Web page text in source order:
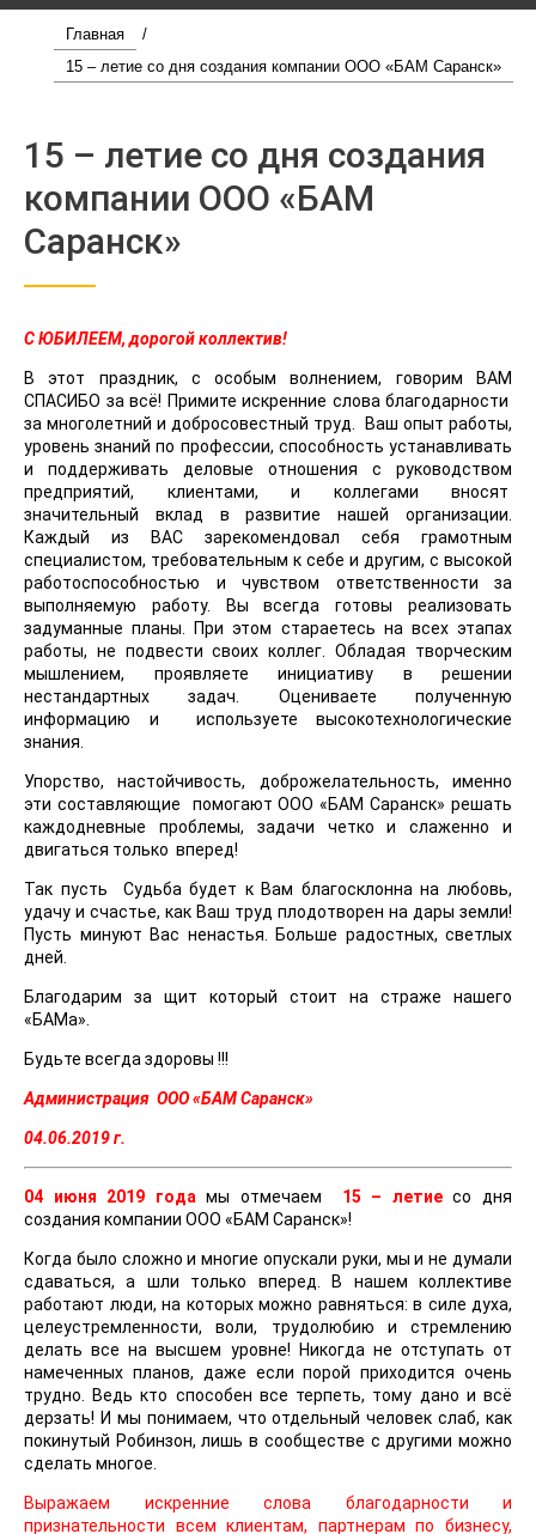
Главная
/
15 – летие со дня создания компании ООО «БАМ Саранск»
15 – летие со дня создания
компании ООО «БАМ
Саранск»
С ЮБИЛЕЕМ,дорогой коллектив!
В этот праздник, с особым волнением, говорим ВАМ
СПАСИБО за всё! Примите искренние слова благодарности
за многолетний и добросовестный труд. Ваш опыт работы,
уровень знаний по профессии, способность устанавливать
и поддерживать деловые отношения с руководством
предприятий, клиентами, и коллегами вносят
значительный вклад в развитие нашей организации.
Каждый из ВАС зарекомендовал себя грамотным
специалистом, требовательным к себе и другим, с высокой
работоспособностью и чувством ответственности за
выполняемую работу. Вы всегда готовы реализовать
задуманные планы. При этом стараетесь на всех этапах
работы, не подвести своих коллег. Обладая творческим
мышлением, проявляете инициативу в решении
нестандартных задач. Оцениваете полученную
информацию и используете высокотехнологические
знания.
Упорство, настойчивость, доброжелательность, именно
эти составляющие помогают ООО «БАМ Саранск» решать
каждодневные проблемы, задачи четко и слаженно и
двигаться только вперед!
Так пусть Судьба будет к Вам благосклонна на любовь,
удачу и счастье, как Ваш труд плодотворен на дары земли!
Пусть минуют Вас ненастья. Больше радостных, светлых
дней.
Благодарим за щит который стоит на страже нашего
«БАМа».
Будьте всегда здоровы !!!
Администрация ООО «БАМ Саранск»
04.06.2019 г.
04 июня 2019 года мы отмечаем 15 – летиесо дня
создания компании ООО «БАМ Саранск»!
Когда было сложно и многие опускали руки, мы и не думали
сдаваться, а шли только вперед. В нашем коллективе
работают люди, на которых можно равняться: в силе духа,
целеустремленности, воли, трудолюбию и стремлению
делать все на высшем уровне! Никогда не отступать от
намеченных планов, даже если порой приходится очень
трудно. Ведь кто способен все терпеть, тому дано и всё
дерзать! И мы понимаем, что отдельный человек слаб, как
покинутый Робинзон, лишь в сообществе с другими можно
сделать многое.
Выражаем искренние слова благодарности и
признательности всем клиентам, партнерам по бизнесу,